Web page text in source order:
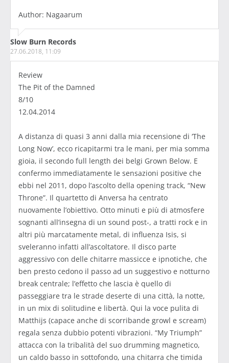
Author: Nagaarum
Slow Burn Records
27.06.2018, 11:09
Review
The Pit of the Damned
8/10
12.04.2014
A distanza di quasi 3 anni dalla mia recensione di ‘The
Long Now’, ecco ricapitarmi tra le mani, per mia somma
gioia, il secondo full length dei belgi Grown Below. E
confermo immediatamente le sensazioni positive che
ebbi nel 2011, dopo l’ascolto della opening track, “New
Throne”. Il quartetto di Anversa ha centrato
nuovamente l’obiettivo. Otto minuti e più di atmosfere
sognanti all’insegna di un sound post-, a tratti rock e in
altri più marcatamente metal, di influenza Isis, si
sveleranno infatti all’ascoltatore. Il disco parte
aggressivo con delle chitarre massicce e ipnotiche, che
ben presto cedono il passo ad un suggestivo e notturno
break centrale; l’effetto che lascia è quello di
passeggiare tra le strade deserte di una città, la notte,
in un mix di solitudine e libertà. Qui la voce pulita di
Matthijs (capace anche di scorribande growl e scream)
regala senza dubbio potenti vibrazioni. “My Triumph”
attacca con la tribalità del suo drumming magnetico,
un caldo basso in sottofondo, una chitarra che timida